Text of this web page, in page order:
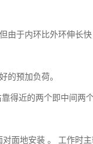
由于内环比外环伸长
的预加负荷。
得近的两个即中间两
面地安装 。 工作时